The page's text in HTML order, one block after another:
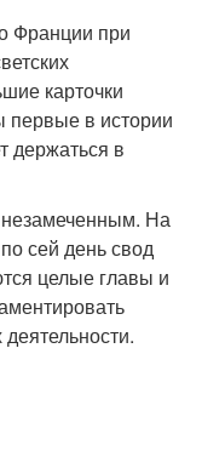
Франции при
карточки
первые в истории
держаться в
незамеченным. На
сей день свод
целые главы и